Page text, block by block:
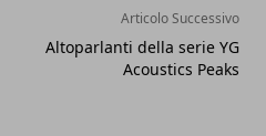
Articolo Successivo
Altoparlanti della serie YG
Acoustics Peaks